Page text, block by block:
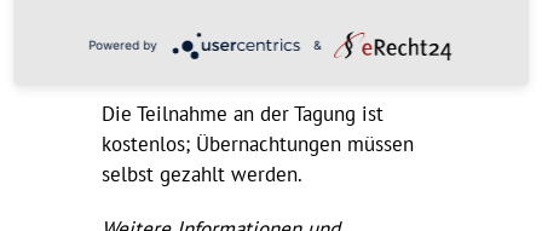
Niederweisel >>
https://bit.ly/3NKVbay
Die Teilnahme an der Tagung ist
kostenlos; Übernachtungen müssen
selbst gezahlt werden.
Powered by &